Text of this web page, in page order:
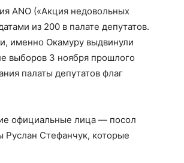
ANO («Акция недовольных
из 200 в палате депутатов.
именно Окамуру выдвинули
выборов 3 ноября прошлого
палаты депутатов флаг
официальные лица — посол
Стефанчук, которые